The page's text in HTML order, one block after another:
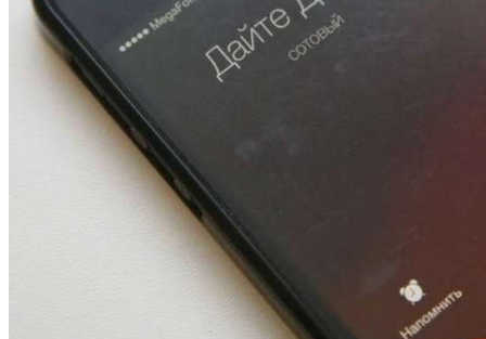
12:39
Сладкий праздник в Волгограде: в Центральном
парке прошёл фестиваль „Арбузный переполох“
Волгоградские компании нарастили экспорт:
заключены контракты на 3,6 млн долларов